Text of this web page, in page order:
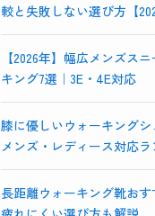
較と失敗しない選び方【
【2026年】幅広メンズス
キング7選｜3E・4E対応
膝に優しいウォーキングシ
メンズ・レディース対応
長距離ウォーキング靴おす